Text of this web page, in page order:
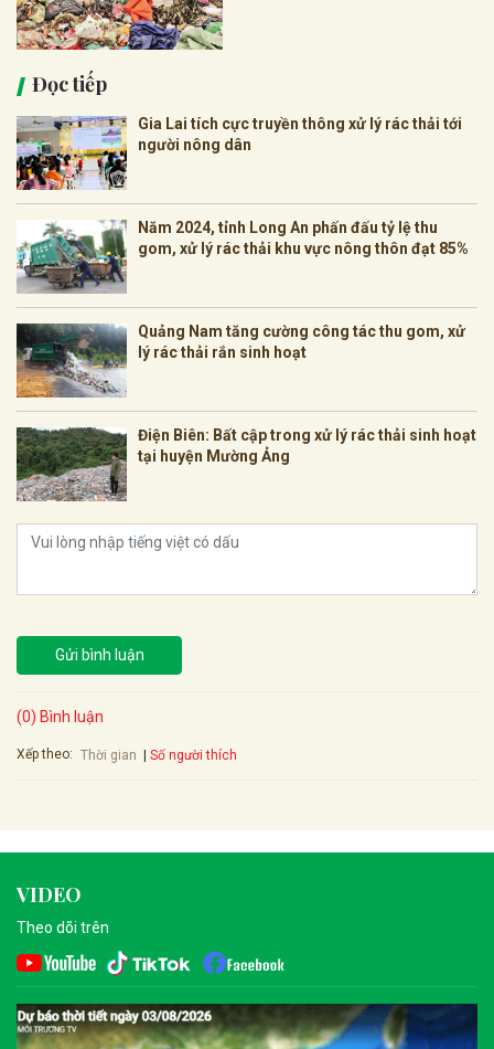
Đọc tiếp
Gia Lai tích cực truyền thông xử lý rác thải tới
người nông dân
Năm 2024, tỉnh Long An phấn đấu tỷ lệ thu
gom, xử lý rác thải khu vực nông thôn đạt 85%
Quảng Nam tăng cường công tác thu gom, xử
lý rác thải rắn sinh hoạt
Điện Biên: Bất cập trong xử lý rác thải sinh hoạt
tại huyện Mường Ảng
Gửi bình luận
(0) Bình luận
Xếp theo: Thời gian Số người thích
VIDEO
Theo dõi trên